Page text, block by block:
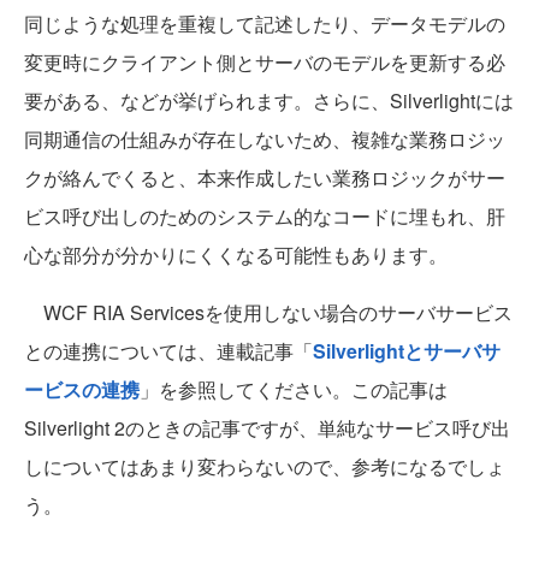
同じような処理を重複して記述したり、データモデルの
変更時にクライアント側とサーバのモデルを更新する必
要がある、などが挙げられます。さらに、Silverlightには
同期通信の仕組みが存在しないため、複雑な業務ロジッ
クが絡んでくると、本来作成したい業務ロジックがサー
ビス呼び出しのためのシステム的なコードに埋もれ、肝
心な部分が分かりにくくなる可能性もあります。
WCF RIA Servicesを使用しない場合のサーバサービス
との連携については、連載記事「Silverlightとサーバサ
ービスの連携 」を参照してください。この記事は
Silverlight 2のときの記事ですが、単純なサービス呼び出
しについてはあまり変わらないので、参考になるでしょ
う。